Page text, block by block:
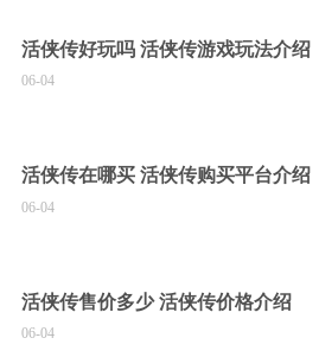
活侠传好玩吗 活侠传游戏玩法介绍
06-04
活侠传在哪买 活侠传购买平台介绍
06-04
活侠传售价多少 活侠传价格介绍
06-04